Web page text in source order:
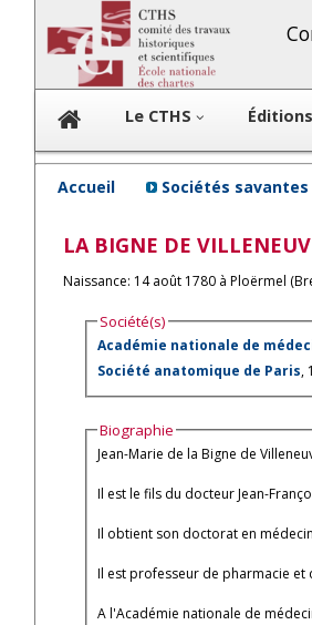
Le CTHS Éditions
Accueil Sociétés savantes
LA BIGNE DE
Naissance: 14 août 1780 à Ploërmel
Société(s)
Académie nationale de
Société anatomique de Paris,
Biographie
Jean-Marie de la Bigne de
Il est le fils du docteur Jean-
Il obtient son doctorat en
Il est professeur de pharmacie et
A l'Académie nationale de